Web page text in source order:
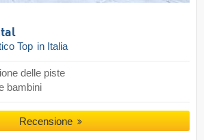
Top in Italia
delle piste
bambini
Recensione